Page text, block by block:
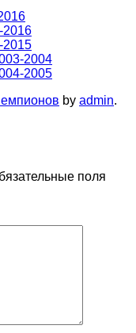
2016
2015
2004
2005
by admin.
поля